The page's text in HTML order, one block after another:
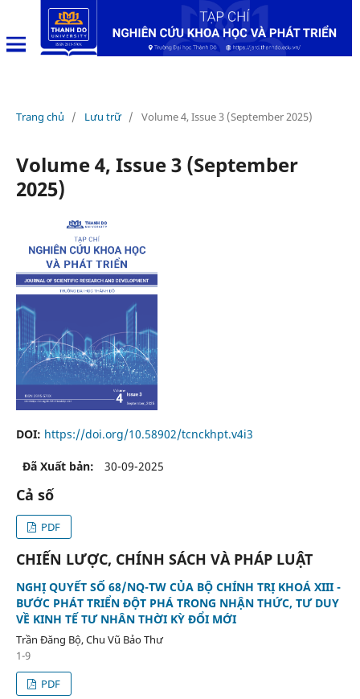
Trang chủ / Lưu trữ / Volume 4, Issue 3 (September 2025)
Volume 4, Issue 3 (September
2025)
DOI: https://doi.org/10.58902/tcnckhpt.v4i3
Đã Xuất bản: 30-09-2025
Cả số
PDF
CHIẾN LƯỢC, CHÍNH SÁCH VÀ PHÁP LUẬT
NGHỊ QUYẾT SỐ 68/NQ-TW CỦA BỘ CHÍNH TRỊ KHOÁ XIII -
BƯỚC PHÁT TRIỂN ĐỘT PHÁ TRONG NHẬN THỨC, TƯ DUY
VỀ KINH TẾ TƯ NHÂN THỜI KỲ ĐỔI MỚI
Trần Đăng Bộ, Chu Vũ Bảo Thư
1-9
PDF